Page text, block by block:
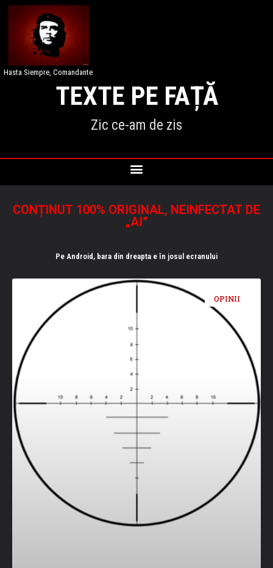
Hasta Siempre, Comandante
TEXTE PE FAȚĂ
Zic ce-am de zis
CONȚINUT 100% ORIGINAL, NEINFECTAT DE
„AI”
Pe Android, bara din dreapta e în josul ecranului
OPINII